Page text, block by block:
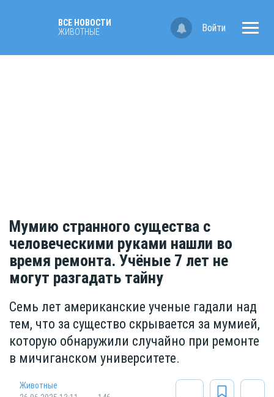
ВСЕ НОВОСТИ
ЖИВОТНЫЕ
Войти
Мумию странного существа с
человеческими руками нашли во
время ремонта. Учёные 7 лет не
могут разгадать тайну
Семь лет американские ученые гадали над
тем, что за существо скрывается за мумией,
которую обнаружили случайно при ремонте
в мичиганском университете.
Животные